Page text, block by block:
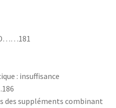
: insuffisance
des suppléments combinant